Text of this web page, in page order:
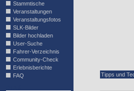
Stammtische
Veranstaltungen
Veranstaltungsfotos
SLK-Bilder
Bilder hochladen
User-Suche
Fahrer-Verzeichnis
Community-Check
Erlebnisberichte
FAQ
Tipps und